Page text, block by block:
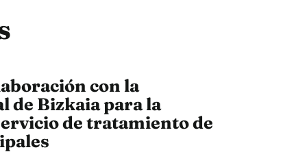
con la
de Bizkaia para la
de tratamiento de